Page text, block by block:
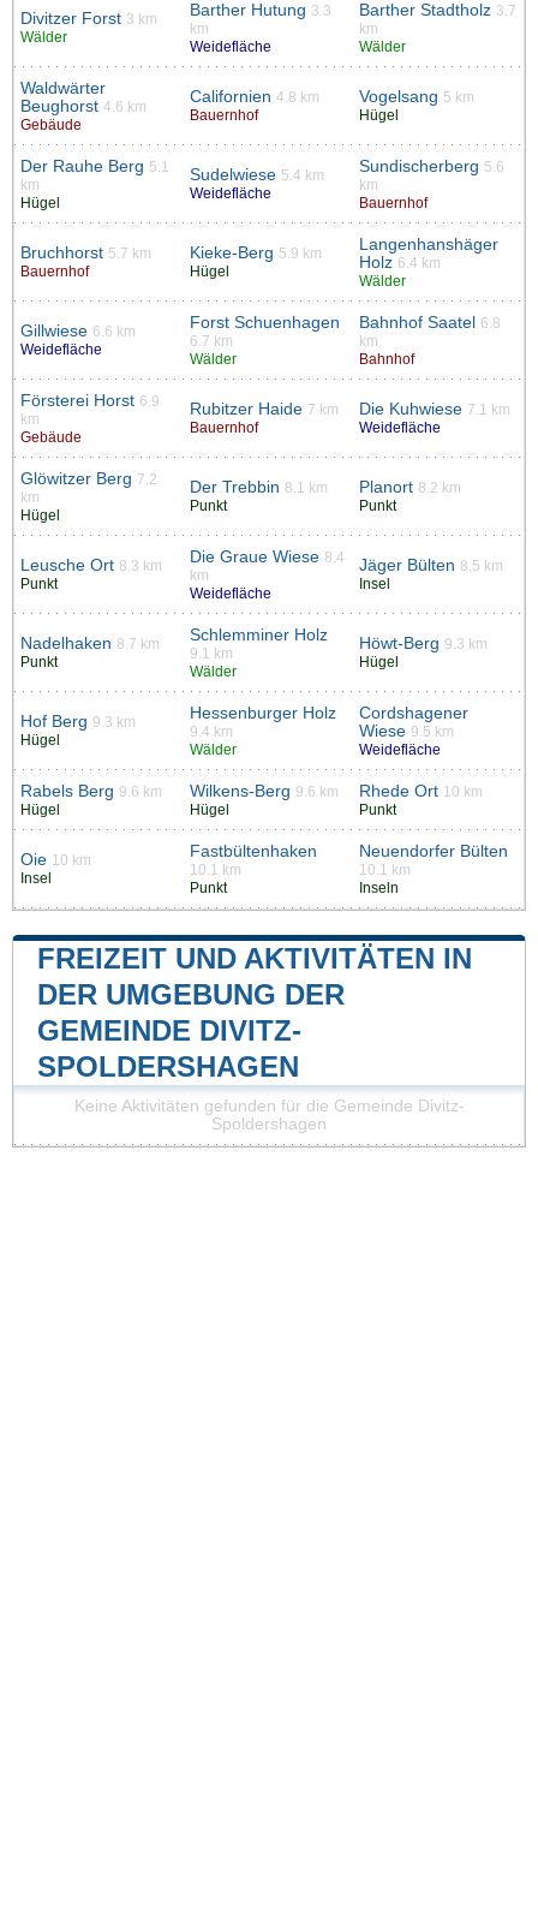
Divitzer Forst 3 km
Wälder
Barther Hutung 3.3
km
Weidefläche
Barther Stadtholz 3.7
km
Wälder
Waldwärter
Beughorst 4.6 km
Gebäude
Californien 4.8 km
Bauernhof
Vogelsang 5 km
Hügel
Der Rauhe Berg 5.1
km
Hügel
Sudelwiese 5.4 km
Weidefläche
Sundischerberg 5.6
km
Bauernhof
Bruchhorst 5.7 km
Bauernhof
Kieke-Berg 5.9 km
Hügel
Langenhanshäger
Holz 6.4 km
Wälder
Gillwiese 6.6 km
Weidefläche
Forst Schuenhagen
6.7 km
Wälder
Bahnhof Saatel
6.8
km
Bahnhof
Försterei Horst 6.9
km
Gebäude
Rubitzer Haide 7 km
Bauernhof
Die Kuhwiese 7.1 km
Weidefläche
Glöwitzer Berg 7.2
km
Hügel
Der Trebbin 8.1 km
Punkt
Planort 8.2 km
Punkt
Leusche Ort 8.3 km
Punkt
Die Graue Wiese 8.4
km
Weidefläche
Jäger Bülten 8.5 km
Insel
Nadelhaken 8.7 km
Punkt
Schlemminer Holz
9.1 km
Wälder
Höwt-Berg 9.3 km
Hügel
Hof Berg 9.3 km
Hügel
Hessenburger Holz
9.4 km
Wälder
Cordshagener
Wiese 9.5 km
Weidefläche
Rabels Berg 9.6 km
Hügel
Wilkens-Berg 9.6 km
Hügel
Rhede Ort 10 km
Punkt
Oie 10 km
Insel
Fastbültenhaken
10.1 km
Punkt
Neuendorfer Bülten
10.1 km
Inseln
FREIZEIT UND AKTIVITÄTEN IN
DER UMGEBUNG DER
GEMEINDE DIVITZ-
SPOLDERSHAGEN
Keine Aktivitäten gefunden für die Gemeinde Divitz-
Spoldershagen